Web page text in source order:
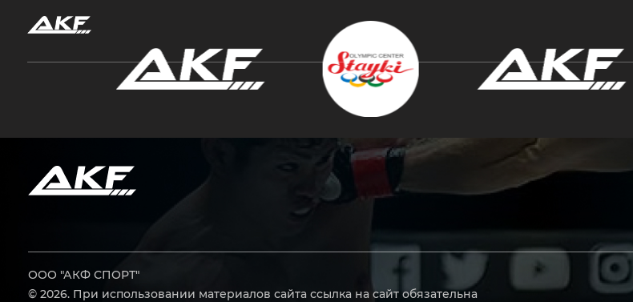
ООО "АКФ СПОРТ"
© 2026. При использовании материалов сайта ссылка на сайт обязательна
Нажмите Enter для поиска или Esc, чтобы закрыть